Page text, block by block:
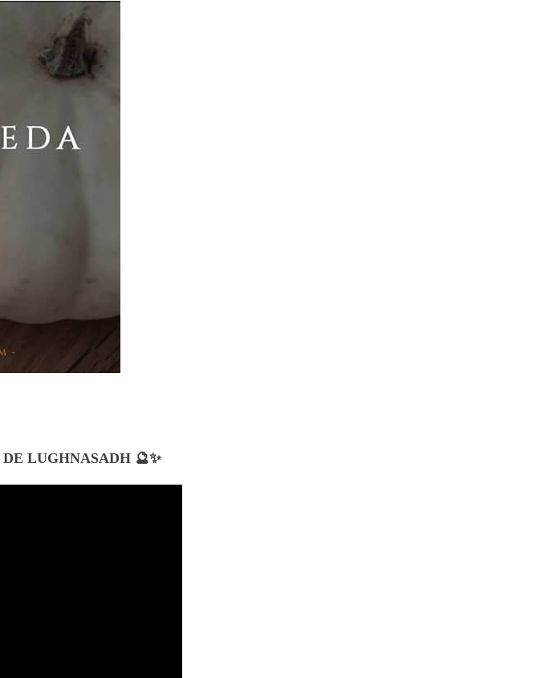
LUGHNASADH 🔮✨